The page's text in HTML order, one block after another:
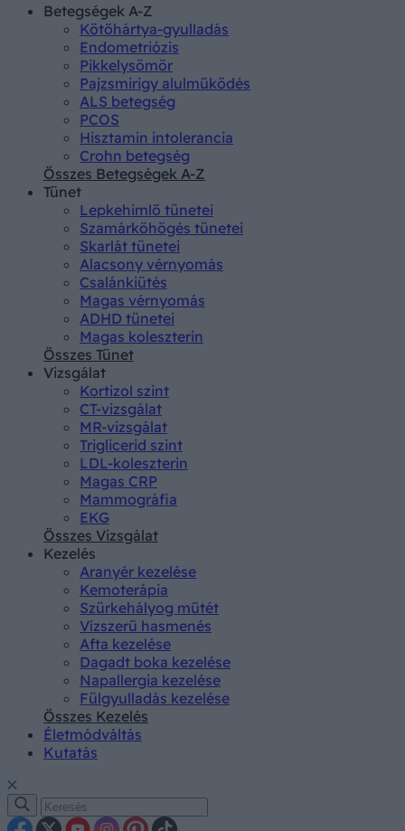
Betegségek A-Z
Kötőhártya-gyulladás
Endometriózis
Pikkelysömör
Pajzsmirigy alulműködés
ALS betegség
PCOS
Hisztamin intolerancia
Crohn betegség
Összes Betegségek A-Z
Tünet
Lepkehimlő tünetei
Szamárköhögés tünetei
Skarlát tünetei
Alacsony vérnyomás
Csalánkiütés
Magas vérnyomás
ADHD tünetei
Magas koleszterin
Összes Tünet
Vizsgálat
Kortizol szint
CT-vizsgálat
MR-vizsgálat
Triglicerid szint
LDL-koleszterin
Magas CRP
Mammográfia
EKG
Összes Vizsgálat
Kezelés
Aranyér kezelése
Kemoterápia
Szürkehályog műtét
Vízszerű hasmenés
Afta kezelése
Dagadt boka kezelése
Napallergia kezelése
Fülgyulladás kezelése
Összes Kezelés
Életmódváltás
Kutatás